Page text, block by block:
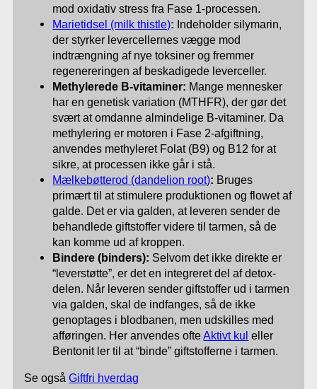
mod oxidativ stress fra Fase 1-processen.
Marietidsel (milk thistle): Indeholder silymarin,
der styrker levercellernes vægge mod
indtrængning af nye toksiner og fremmer
regenereringen af beskadigede leverceller.
Methylerede B-vitaminer: Mange mennesker
har en genetisk variation (MTHFR), der gør det
svært at omdanne almindelige B-vitaminer. Da
methylering er motoren i Fase 2-afgiftning,
anvendes methyleret Folat (B9) og B12 for at
sikre, at processen ikke går i stå.
Mælkebøtterod (dandelion root): Bruges
primært til at stimulere produktionen og flowet af
galde. Det er via galden, at leveren sender de
behandlede giftstoffer videre til tarmen, så de
kan komme ud af kroppen.
Bindere (binders): Selvom det ikke direkte er
“leverstøtte”, er det en integreret del af detox-
delen. Når leveren sender giftstoffer ud i tarmen
via galden, skal de indfanges, så de ikke
genoptages i blodbanen, men udskilles med
afføringen. Her anvendes ofteAktivt kul eller
Bentonit ler til at “binde” giftstofferne i tarmen.
Se ogsåGiftfri hverdag